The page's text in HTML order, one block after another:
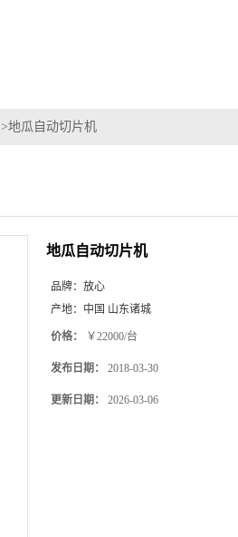
>地瓜自动切片机
地瓜自动切片机
品牌： 放心
产地： 中国 山东诸城
价格： ￥22000/台
发布日期： 2018-03-30
更新日期： 2026-03-06